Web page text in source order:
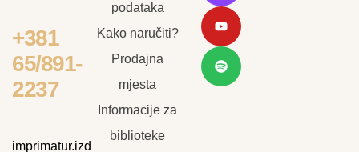
+381
65/891-
2237
imprimatur.izd
podataka
Kako naručiti?
Prodajna
mjesta
Informacije za
biblioteke